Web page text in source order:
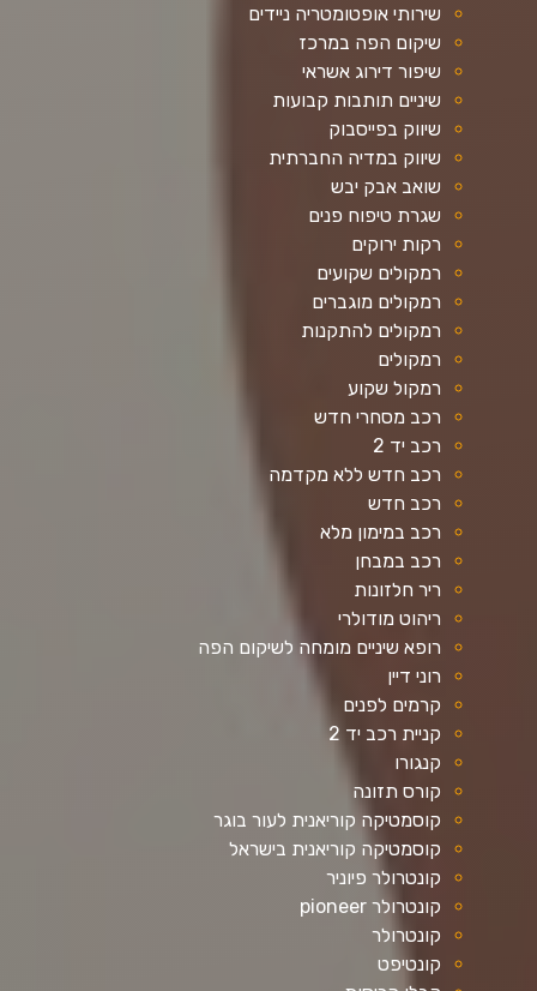
שירותי אופטומטריה ניידים
שיקום הפה במרכז
שיפור דירוג אשראי
שיניים תותבות קבועות
שיווק בפייסבוק
שיווק במדיה החברתית
שואב אבק יבש
שגרת טיפוח פנים
רקות ירוקים
רמקולים שקועים
רמקולים מוגברים
רמקולים להתקנות
רמקולים
רמקול שקוע
רכב מסחרי חדש
רכב יד 2
רכב חדש ללא מקדמה
רכב חדש
רכב במימון מלא
רכב במבחן
ריר חלזונות
ריהוט מודולרי
רופא שיניים מומחה לשיקום הפה
רוני דיין
קרמים לפנים
קניית רכב יד 2
קנגורו
קורס תזונה
קוסמטיקה קוריאנית לעור בוגר
קוסמטיקה קוריאנית בישראל
קונטרולר פיוניר
קונטרולר pioneer
קונטרולר
קונטיפט